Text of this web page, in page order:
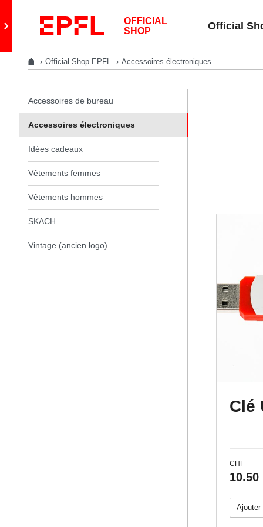
Retour au site principal
OFFICIAL
SHOP
Official
Official Shop EPFL Accessoires électroniques
Clé
CHF
10.50
Ajouter
EPFL
Dans la même section
Accessoires de bureau
Accessoires électroniques
Idées cadeaux
Vêtements femmes
Vêtements hommes
SKACH
Vintage (ancien logo)